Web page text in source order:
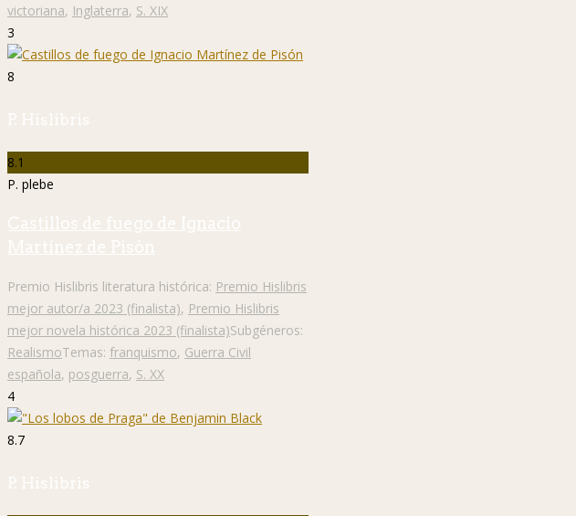
victoriana, Inglaterra, S. XIX
3
8
P. Hislibris
8.1
P. plebe
Castillos de fuego de Ignacio
Martínez de Pisón
Premio Hislibris literatura histórica: Premio Hislibris
mejor autor/a 2023 (finalista), Premio Hislibris
mejor novela histórica 2023 (finalista)Subgéneros:
RealismoTemas: franquismo, Guerra Civil
española, posguerra, S. XX
4
8.7
P. Hislibris